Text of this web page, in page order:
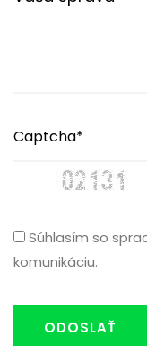
Súhlasím so
komunikáciu.
ODOSLAŤ